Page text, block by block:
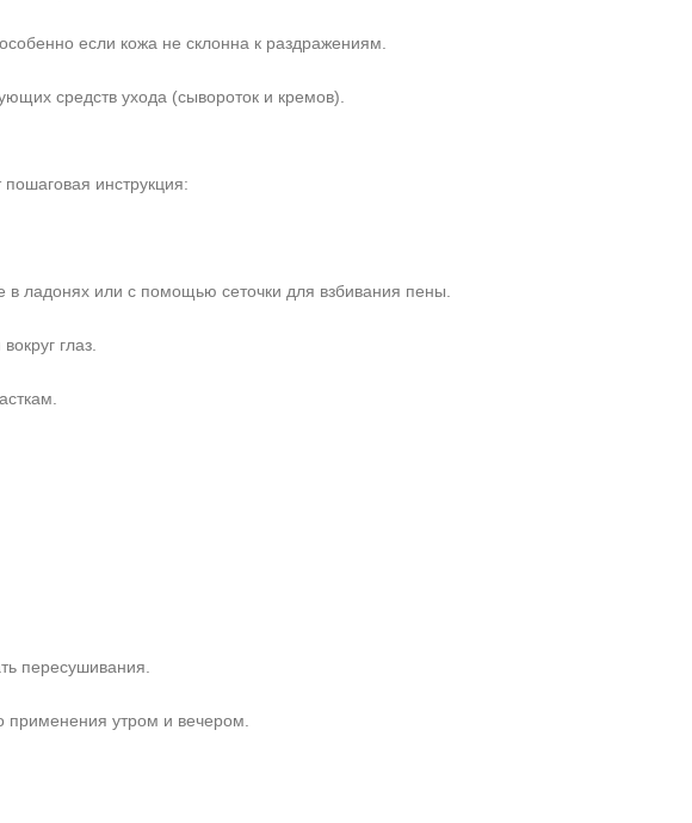
если кожа не склонна к раздражениям.
средств ухода (сывороток и кремов).
инструкция:
ладонях или с помощью сеточки для взбивания пены.
глаз.
пересушивания.
утром и вечером.